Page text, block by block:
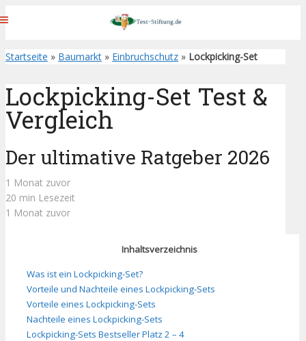
Startseite » Baumarkt » Einbruchschutz » Lockpicking-Set
Lockpicking-Set Test &
Vergleich
Der ultimative Ratgeber 2026
1 Monat zuvor
20 min Lesezeit
1 Monat zuvor
Inhaltsverzeichnis
Was ist ein Lockpicking-Set?
Vorteile und Nachteile eines Lockpicking-Sets
Vorteile eines Lockpicking-Sets
Nachteile eines Lockpicking-Sets
Lockpicking-Sets Bestseller Platz 2 – 4